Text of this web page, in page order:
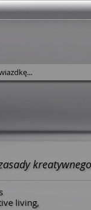
living,